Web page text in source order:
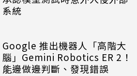
系統
Google 推出機器人「高階大
腦」Gemini Robotics ER 2！
能邊做邊判斷、發現錯誤